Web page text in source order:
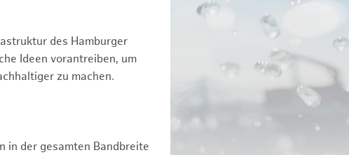
des Hamburger
Ideen vorantreiben, um
zu machen.
in der gesamten Bandbreite